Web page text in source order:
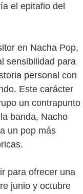
el epitafio del
en Nacha Pop,
sensibilidad para
personal con
Este carácter
un contrapunto
banda, Nacho
un pop más
para ofrecer una
junio y octubre